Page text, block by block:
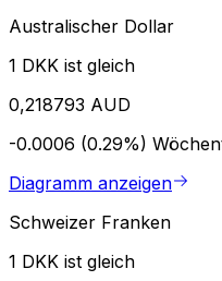
Australischer Dollar
1 DKK ist gleich
0,218793 AUD
-0.0006 (0.29%)
Diagramm anzeigen
Schweizer Franken
1 DKK ist gleich